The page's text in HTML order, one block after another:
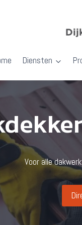
Diensten
Voor alle